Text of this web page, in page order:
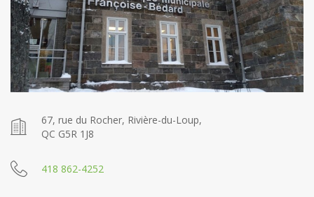
67, rue du Rocher, Rivière-du-Loup,
QC G5R 1J8
418 862-4252